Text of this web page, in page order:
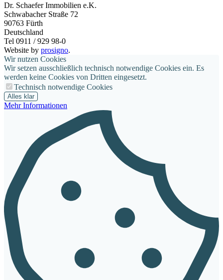
Dr. Schaefer Immobilien e.K.
Schwabacher Straße 72
90763 Fürth
Deutschland
Tel 0911 / 929 98-0
Website by prosigno.
Wir nutzen Cookies
Wir setzen ausschließlich technisch notwendige Cookies ein. Es
werden keine Cookies von Dritten eingesetzt.
Technisch notwendige Cookies
Alles klar
Mehr Informationen